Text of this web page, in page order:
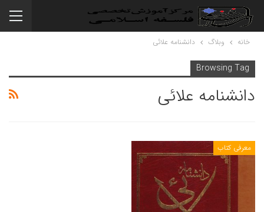
خانه وبلاگ دانشنامه علائی
Browsing Tag
دانشنامه علائی
معرفی کتاب